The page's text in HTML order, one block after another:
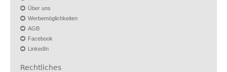
Über uns
Werbemöglichkeiten
AGB
Facebook
LinkedIn
Rechtliches